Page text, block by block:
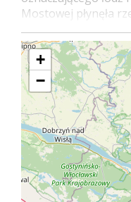
Mostowej płynęła
łodziami. Nazwa
rdzenia płt
zachodnie
Mieszka I
w. na miejscu
książęcy gród
się benedyktyni i
też zamek –
Chrobrego. W 1031
1037-1047 stolica
1075 siedziba
+
−